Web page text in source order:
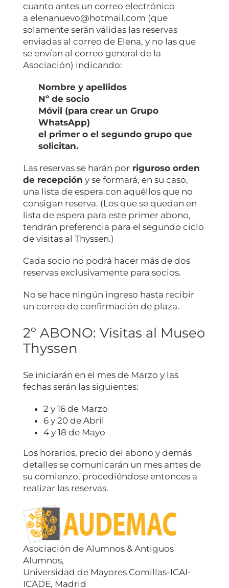
cuanto antes un correo electrónico
a elenanuevo@hotmail.com (que
solamente serán válidas las reservas
enviadas al correo de Elena, y no las que
se envían al correo general de la
Asociación) indicando:
Nombre y apellidos
Nº de socio
Móvil (para crear un Grupo
WhatsApp)
el primer o el segundo grupo que
solicitan.
Las reservas se harán porriguroso orden
de recepción y se formará, en su caso,
una lista de espera con aquéllos que no
consigan reserva. (Los que se quedan en
lista de espera para este primer abono,
tendrán preferencia para el segundo ciclo
de visitas al Thyssen.)
Cada socio no podrá hacer más de dos
reservas exclusivamente para socios.
No se hace ningún ingreso hasta recibir
un correo de confirmación de plaza.
2º ABONO: Visitas al Museo
Thyssen
Se iniciarán en el mes de Marzo y las
fechas serán las siguientes:
2 y 16 de Marzo
6 y 20 de Abril
4 y 18 de Mayo
Los horarios, precio del abono y demás
detalles se comunicarán un mes antes de
su comienzo, procediéndose entonces a
realizar las reservas.
Asociación de Alumnos & Antiguos
Alumnos,
Universidad de Mayores Comillas-ICAI-
ICADE, Madrid